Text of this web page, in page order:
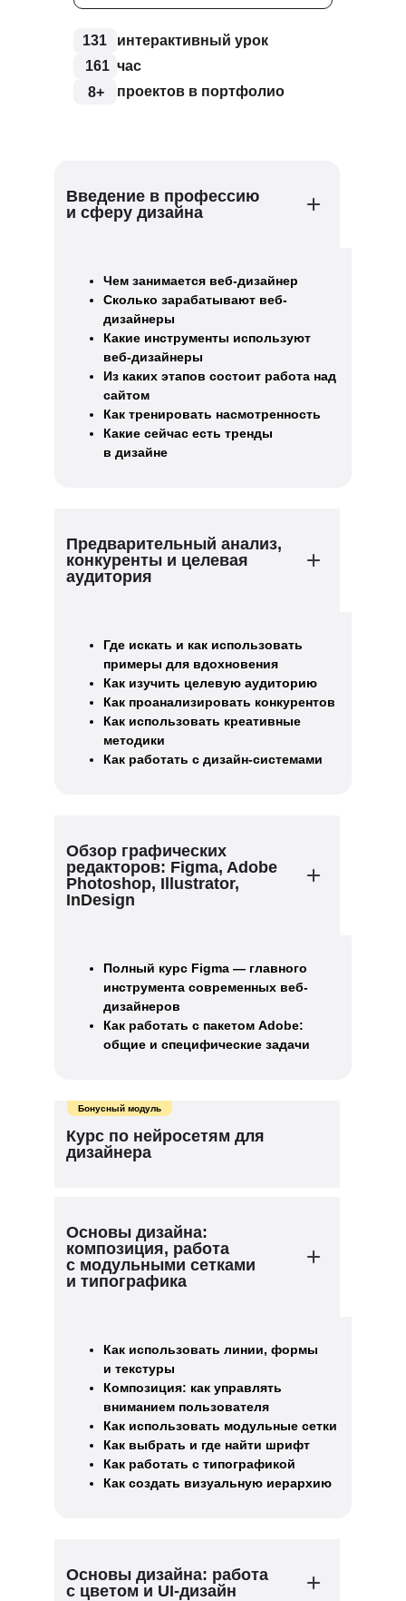
131
интерактивный урок
161 час
8+
проектов в портфолио
Введение в профессию
и сферу дизайна
Чем занимается веб-дизайнер
Сколько зарабатывают веб-
дизайнеры
Какие инструменты используют
веб-дизайнеры
Из каких этапов состоит работа над
сайтом
Как тренировать насмотренность
Какие сейчас есть тренды
в дизайне
Предварительный анализ,
конкуренты и целевая
аудитория
Где искать и как использовать
примеры для вдохновения
Как изучить целевую аудиторию
Как проанализировать конкурентов
Как использовать креативные
методики
Как работать с дизайн-системами
Обзор графических
редакторов: Figma, Adobe
Photoshop, Illustrator,
InDesign
Полный курс Figma — главного
инструмента современных веб-
дизайнеров
Как работать с пакетом Adobe:
общие и специфические задачи
Курс по нейросетям для
дизайнера
Бонусный модуль
Основы дизайна:
композиция, работа
с модульными сетками
и типографика
Как использовать линии, формы
и текстуры
Композиция: как управлять
вниманием пользователя
Как использовать модульные сетки
Как выбрать и где найти шрифт
Как работать с типографикой
Как создать визуальную иерархию
Основы дизайна: работа
с цветом и UI-дизайн